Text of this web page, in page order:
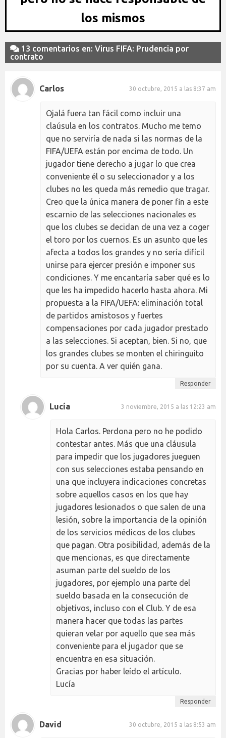
los mismos
13 comentarios en: Virus FIFA: Prudencia por
contrato
Carlos 30 octubre, 2015 a las 8:37 am
Ojalá fuera tan fácil como incluir una
claúsula en los contratos. Mucho me temo
que no serviría de nada si las normas de la
FIFA/UEFA están por encima de todo. Un
jugador tiene derecho a jugar lo que crea
conveniente él o su seleccionador y a los
clubes no les queda más remedio que tragar.
Creo que la única manera de poner fin a este
escarnio de las selecciones nacionales es
que los clubes se decidan de una vez a coger
el toro por los cuernos. Es un asunto que les
afecta a todos los grandes y no sería difícil
unirse para ejercer presión e imponer sus
condiciones. Y me encantaría saber qué es lo
que les ha impedido hacerlo hasta ahora. Mi
propuesta a la FIFA/UEFA: eliminación total
de partidos amistosos y fuertes
compensaciones por cada jugador prestado
a las selecciones. Si aceptan, bien. Si no, que
los grandes clubes se monten el chiringuito
por su cuenta. A ver quién gana.
Responder
Lucía 3 noviembre, 2015 a las 12:23 am
Hola Carlos. Perdona pero no he podido
contestar antes. Más que una cláusula
para impedir que los jugadores jueguen
con sus selecciones estaba pensando en
una que incluyera indicaciones concretas
sobre aquellos casos en los que hay
jugadores lesionados o que salen de una
lesión, sobre la importancia de la opinión
de los servicios médicos de los clubes
que pagan. Otra posibilidad, además de la
que mencionas, es que directamente
asuman parte del sueldo de los
jugadores, por ejemplo una parte del
sueldo basada en la consecución de
objetivos, incluso con el Club. Y de esa
manera hacer que todas las partes
quieran velar por aquello que sea más
conveniente para el jugador que se
encuentra en esa situación.
Gracias por haber leído el artículo.
Lucía
Responder
David 30 octubre, 2015 a las 8:53 am